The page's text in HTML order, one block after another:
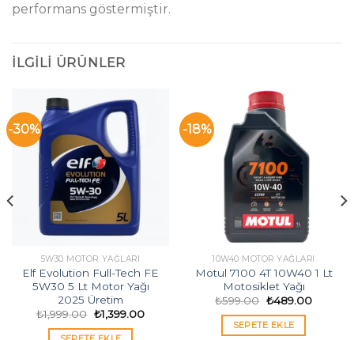
performans göstermiştir.
İLGILI ÜRÜNLER
-30%
5W30 MOTOR YAĞLARI
Elf Evolution Full-Tech FE
5W30 5 Lt Motor Yağı
2025 Üretim
₺1,999.00 Orijinal
fiyat:
₺1,999.00.
₺1,399.00Şu
-18%
10W40 MOTOR YAĞLARI
Motul 7100 4T 10W40 1 Lt
Motosiklet Yağı
₺599.00 Orijinal
₺599.00.
₺489.00Şu
SEPETE EKLE